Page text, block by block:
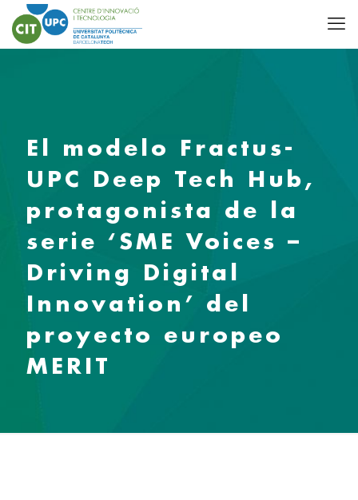
El modelo Fractus-
UPC Deep Tech Hub,
protagonista de la
serie ‘SME Voices –
Driving Digital
Innovation’ del
proyecto europeo
MERIT